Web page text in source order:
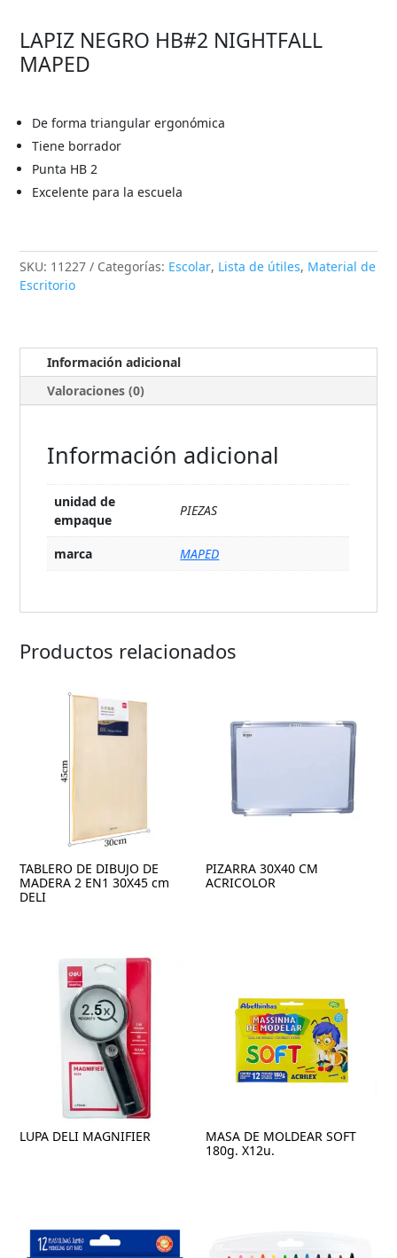
LAPIZ NEGRO HB#2 NIGHTFALL
MAPED
De forma triangular ergonómica
Tiene borrador
Punta HB 2
Excelente para la escuela
SKU: 11227 Categorías: Escolar, Lista de útiles, Material de
Escritorio
Información adicional
Valoraciones (0)
Información adicional
unidad de
empaque
PIEZAS
marca MAPED
Productos relacionados
TABLERO DE DIBUJO DE
MADERA 2 EN1 30X45 cm
DELI
PIZARRA 30X40 CM
ACRICOLOR
LUPA DELI MAGNIFIER
MASA DE MOLDEAR SOFT
180g. X12u.